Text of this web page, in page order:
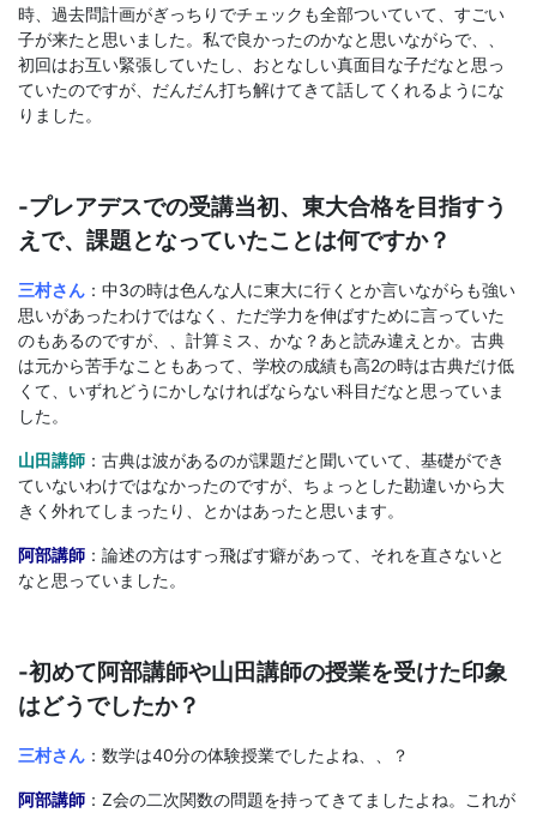
時、過去問計画がぎっちりでチェックも全部ついていて、すごい
子が来たと思いました。私で良かったのかなと思いながらで、、
初回はお互い緊張していたし、おとなしい真面目な子だなと思っ
ていたのですが、だんだん打ち解けてきて話してくれるようにな
りました。
-プレアデスでの受講当初、東大合格を目指すう
えで、課題となっていたことは何ですか？
三村さん ：中3の時は色んな人に東大に行くとか言いながらも強い
思いがあったわけではなく、ただ学力を伸ばすために言っていた
のもあるのですが、、計算ミス、かな？あと読み違えとか。古典
は元から苦手なこともあって、学校の成績も高2の時は古典だけ低
くて、いずれどうにかしなければならない科目だなと思っていま
した。
山田講師 ：古典は波があるのが課題だと聞いていて、基礎ができ
ていないわけではなかったのですが、ちょっとした勘違いから大
きく外れてしまったり、とかはあったと思います。
阿部講師 ：論述の方はすっ飛ばす癖があって、それを直さないと
なと思っていました。
-初めて阿部講師や山田講師の授業を受けた印象
はどうでしたか？
三村さん ：数学は40分の体験授業でしたよね、、？
阿部講師 ：Z会の二次関数の問題を持ってきてましたよね。これが